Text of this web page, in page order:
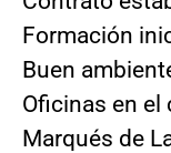
Formación
Buen
Oficinas en el
Marqués de